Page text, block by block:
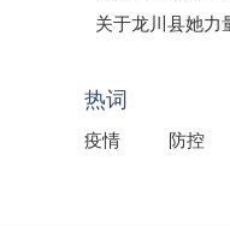
（龙市监罚送告
关于龙川县她力
热词
疫情 防控